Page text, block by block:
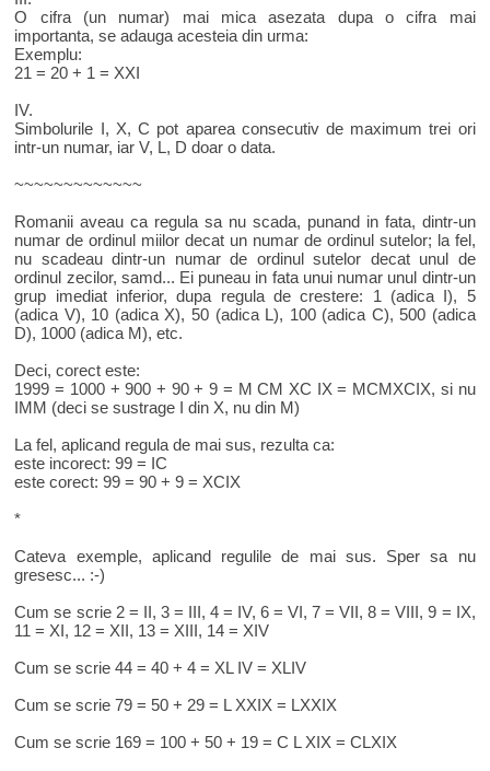
O cifra (un numar) mai mica asezata dupa o cifra mai
importanta, se adauga acesteia din urma:
Exemplu:
21 = 20 + 1 = XXI
IV.
Simbolurile I, X, C pot aparea consecutiv de maximum trei ori
intr-un numar, iar V, L, D doar o data.
~~~~~~~~~~~~~
Romanii aveau ca regula sa nu scada, punand in fata, dintr-un
numar de ordinul miilor decat un numar de ordinul sutelor; la fel,
nu scadeau dintr-un numar de ordinul sutelor decat unul de
ordinul zecilor, samd... Ei puneau in fata unui numar unul dintr-un
grup imediat inferior, dupa regula de crestere: 1 (adica I), 5
(adica V), 10 (adica X), 50 (adica L), 100 (adica C), 500 (adica
D), 1000 (adica M), etc.
Deci, corect este:
1999 = 1000 + 900 + 90 + 9 = M CM XC IX = MCMXCIX, si nu
IMM (deci se sustrage I din X, nu din M)
La fel, aplicand regula de mai sus, rezulta ca:
este incorect: 99 = IC
este corect: 99 = 90 + 9 = XCIX
*
Cateva exemple, aplicand regulile de mai sus. Sper sa nu
gresesc... :-)
Cum se scrie 2 = II, 3 = III, 4 = IV, 6 = VI, 7 = VII, 8 = VIII, 9 = IX,
11 = XI, 12 = XII, 13 = XIII, 14 = XIV
Cum se scrie 44 = 40 + 4 = XL IV = XLIV
Cum se scrie 79 = 50 + 29 = L XXIX = LXXIX
Cum se scrie 169 = 100 + 50 + 19 = C L XIX = CLXIX